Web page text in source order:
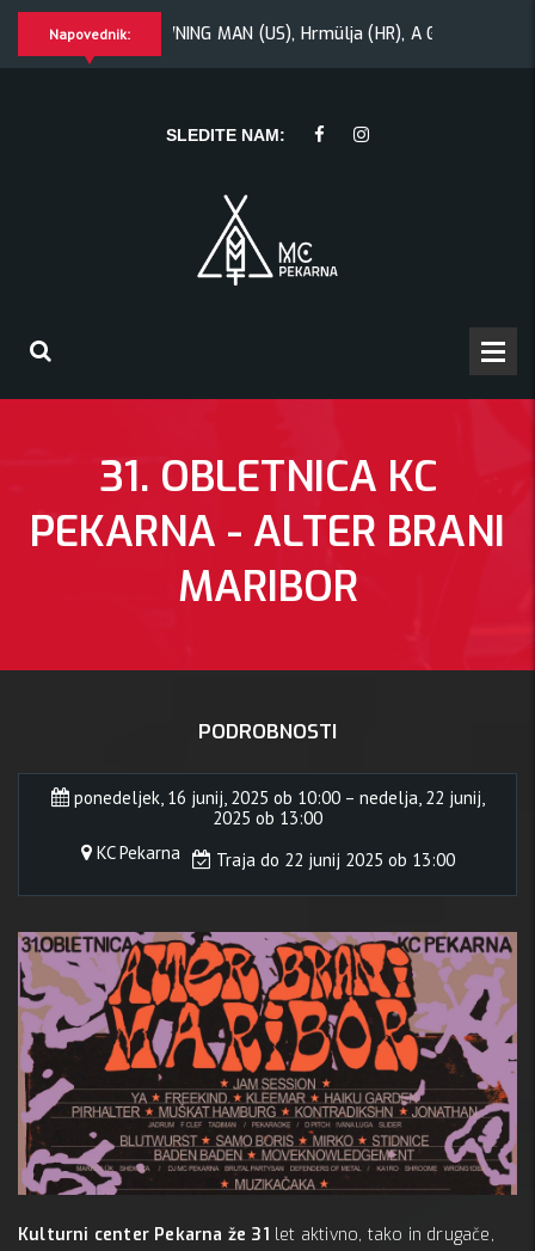
Napovednik:
YAWNING MAN (US), Hrmülja (HR), A Gram trip (HR)
A Gram trip (HR)
SLEDITE NAM:
31. OBLETNICA KC
PEKARNA - ALTER BRANI
MARIBOR
PODROBNOSTI
ponedeljek, 16 junij, 2025 ob 10:00 – nedelja, 22 junij,
2025 ob 13:00
KC Pekarna
Traja do 22 junij 2025 ob 13:00
Kulturni center Pekarna že 31 let aktivno, tako in drugače,